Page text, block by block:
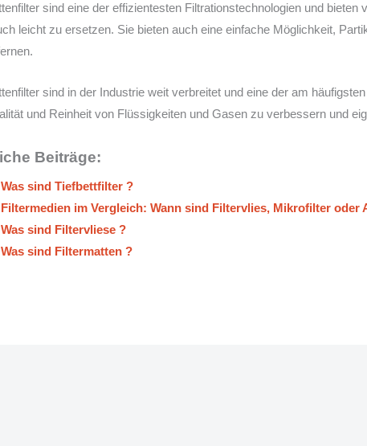
sind eine der effizientesten Filtrationstechnologien und
leicht zu ersetzen. Sie bieten auch eine einfache Möglichkeit,
sind in der Industrie weit verbreitet und eine der am
und Reinheit von Flüssigkeiten und Gasen zu verbessern und
Beiträge:
Was sind Tiefbettfilter ?
Filtermedien im Vergleich: Wann sind Filtervlies, Mikrofilter oder
Was sind Filtervliese ?
Was sind Filtermatten ?